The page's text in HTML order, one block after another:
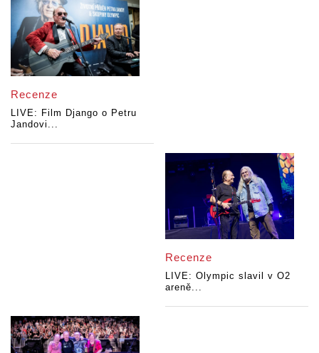
Recenze
LIVE: Film Django o Petru
Jandovi...
Recenze
LIVE: Olympic slavil v O2
areně...